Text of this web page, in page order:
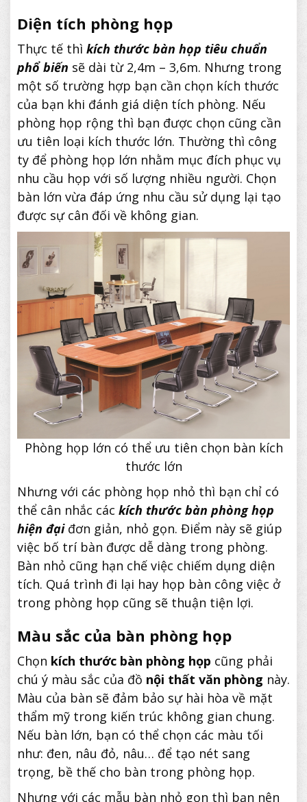
Diện tích phòng họp
Thực tế thì kích thước bàn họp tiêu chuẩn
phổ biến sẽ dài từ 2,4m – 3,6m. Nhưng trong
một số trường hợp bạn cần chọn kích thước
của bạn khi đánh giá diện tích phòng. Nếu
phòng họp rộng thì bạn được chọn cũng cần
ưu tiên loại kích thước lớn. Thường thì công
ty để phòng họp lớn nhằm mục đích phục vụ
nhu cầu họp với số lượng nhiều người. Chọn
bàn lớn vừa đáp ứng nhu cầu sử dụng lại tạo
được sự cân đối về không gian.
Phòng họp lớn có thể ưu tiên chọn bàn kích
thước lớn
Nhưng với các phòng họp nhỏ thì bạn chỉ có
thể cân nhắc các kích thước bàn phòng họp
hiện đạiđơn giản, nhỏ gọn. Điểm này sẽ giúp
việc bố trí bàn được dễ dàng trong phòng.
Bàn nhỏ cũng hạn chế việc chiếm dụng diện
tích. Quá trình đi lại hay họp bàn công việc ở
trong phòng họp cũng sẽ thuận tiện lợi.
Màu sắc của bàn phòng họp
Chọn kích thước bàn phòng họp cũng phải
chú ý màu sắc của đồ nội thất văn phòng này.
Màu của bàn sẽ đảm bảo sự hài hòa về mặt
thẩm mỹ trong kiến trúc không gian chung.
Nếu bàn lớn, bạn có thể chọn các màu tối
như: đen, nâu đỏ, nâu… để tạo nét sang
trọng, bề thế cho bàn trong phòng họp.
Nhưng với các mẫu bàn nhỏ gọn thì bạn nên